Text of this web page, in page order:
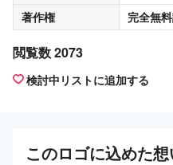
著作権
完全無
閲覧数 2073
検討中リストに追加する
このロゴに込めた